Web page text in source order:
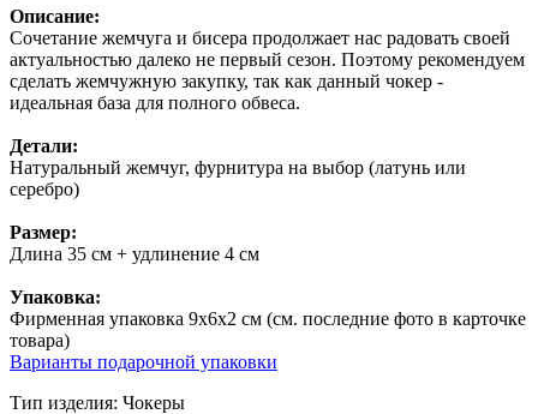
Описание:
Сочетание жемчуга и бисера продолжает нас радовать своей
актуальностью далеко не первый сезон. Поэтому рекомендуем
сделать жемчужную закупку, так как данный чокер -
идеальная база для полного обвеса.
Детали:
Натуральный жемчуг, фурнитура на выбор (латунь или
серебро)
Размер:
Длина 35 см + удлинение 4 см
Упаковка:
Фирменная упаковка 9х6х2 см (см. последние фото в карточке
товара)
Варианты подарочной упаковки
Тип изделия: Чокеры